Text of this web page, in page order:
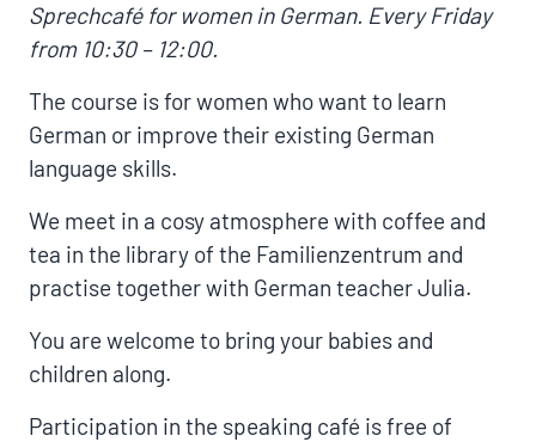
Sprechcafé for women in German. Every Friday
from 10:30 – 12:00.
The course is for women who want to learn
German or improve their existing German
language skills.
We meet in a cosy atmosphere with coffee and
tea in the library of the Familienzentrum and
practise together with German teacher Julia.
You are welcome to bring your babies and
children along.
Participation in the speaking café is free of